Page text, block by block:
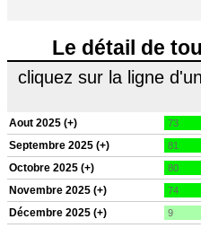
Le détail de
cliquez sur la ligne
Aout 2025 (+) 73
Septembre 2025 (+) 81
Octobre 2025 (+) 80
Novembre 2025 (+) 74
Décembre 2025 (+) 9